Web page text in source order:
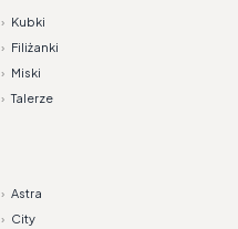
› Kubki
› Filiżanki
› Miski
› Talerze
› Astra
› City